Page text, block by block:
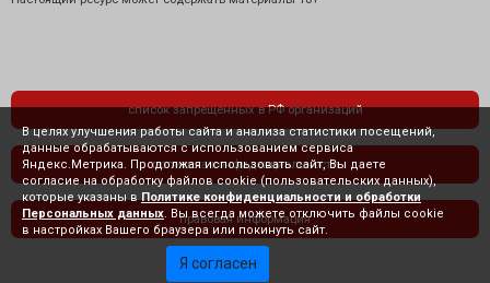
список запрещенных в РФ организаций
политика конфиденциальности
правовая информация
В целях улучшения работы сайта и анализа статистики посещений,
данные обрабатываются с использованием сервиса
Яндекс.Метрика. Продолжая использовать сайт, Вы даете
согласие на обработку файлов cookie (пользовательских данных),
которые указаны в Политике конфиденциальности и обработки
Персональных данных . Вы всегда можете отключить файлы cookie
в настройках Вашего браузера или покинуть сайт.
Я согласен